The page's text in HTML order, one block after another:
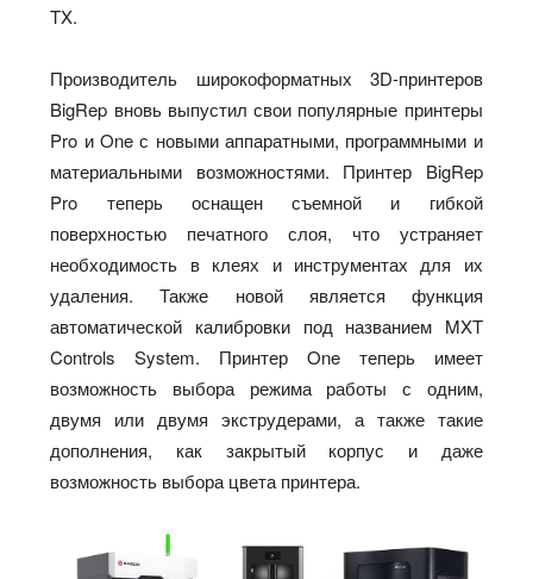
TX.
Производитель широкоформатных 3D-принтеров
BigRep вновь выпустил свои популярные принтеры
Pro и One с новыми аппаратными, программными и
материальными возможностями. Принтер BigRep
Pro теперь оснащен съемной и гибкой
поверхностью печатного слоя, что устраняет
необходимость в клеях и инструментах для их
удаления. Также новой является функция
автоматической калибровки под названием MXT
Controls System. Принтер One теперь имеет
возможность выбора режима работы с одним,
двумя или двумя экструдерами, а также такие
дополнения, как закрытый корпус и даже
возможность выбора цвета принтера.